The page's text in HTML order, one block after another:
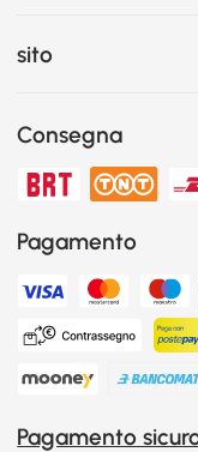
sito
Consegna
Pagamento
Pagamento